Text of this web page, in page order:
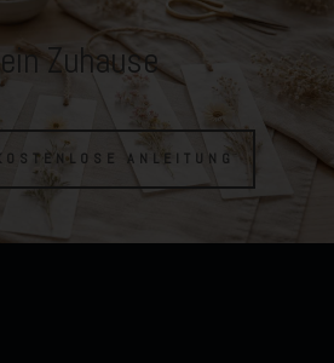
Zuhause
ANLEITUNG